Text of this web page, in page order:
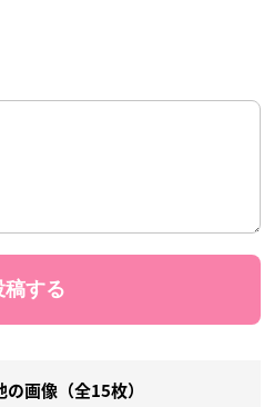
の画像（全15枚）